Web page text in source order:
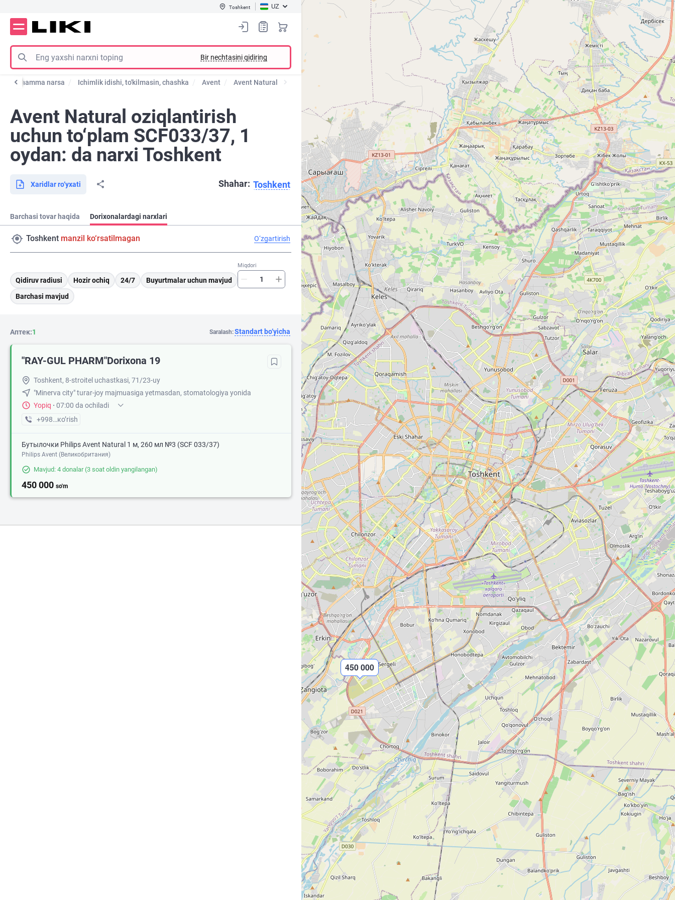
Toshkent UZ
Bir nechtasini qidiring
hamma narsa Ichimlik idishi, to'kilmasin, chashka Avent Avent Natural
Avent Natural oziqlantirish
uchun to‘plam SCF033/37, 1
oydan: da narxi Toshkent
Shahar: Toshkent
Xaridlar ro‘yxati
Barchasi tovar haqida Dorixonalardagi narxlari
Toshkent manzil ko‘rsatilmagan O‘zgartirish
Qidiruv radiusi Hozir ochiq 24/7 Buyurtmalar uchun mavjud
Miqdori
Barchasi mavjud
Аптек:1 Saralash:Standart bo‘yicha
"RAY-GUL PHARM"Dorixona 19
Toshkent, 8-stroitel uchastkasi, 71/23-uy
"Minerva city" turar-joy majmuasiga yetmasdan, stomatologiya yonida
Yopiq · 07:00 da ochiladi
+998 (98) XXX-XX-XX
кo’rish
Бутылочки Philips Avent Natural 1 м, 260 мл №3 (SCF 033/37)
Philips Avent (Великобритания)
Mavjud: 4 donalar(3 soat oldin yangilangan)
450 000 so'm
450 000